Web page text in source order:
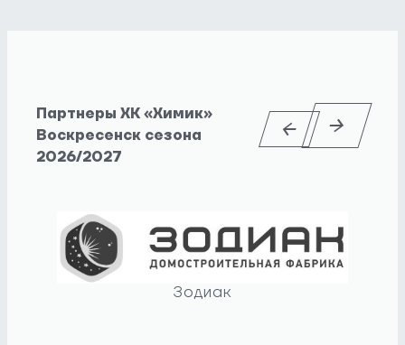
Партнеры ХК «Химик»
Воскресенск сезона
2026/2027
Зодиак